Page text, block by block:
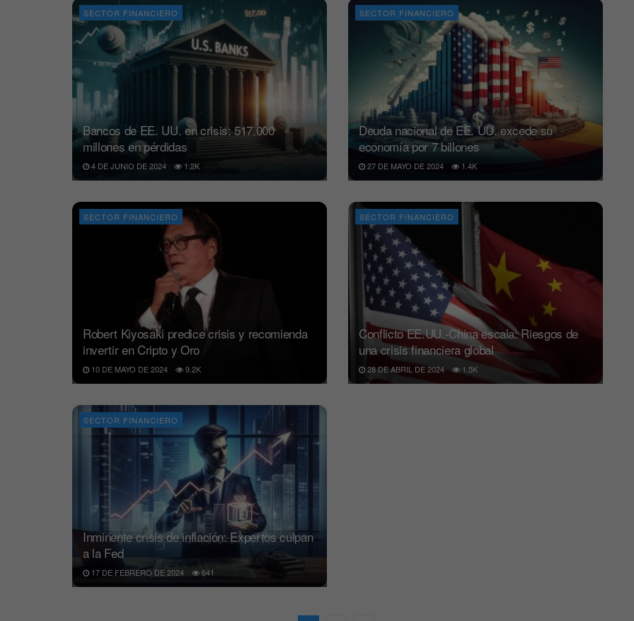
SECTOR FINANCIERO
Bancos de EE. UU. en crisis: 517.000
millones en pérdidas
4 DE JUNIO DE 2024 1.2K
SECTOR FINANCIERO
Deuda nacional de EE. UU. excede su
economía por 7 billones
27 DE MAYO DE 2024 1.4K
SECTOR FINANCIERO
Robert Kiyosaki predice crisis y recomienda
invertir en Cripto y Oro
10 DE MAYO DE 2024 9.2K
SECTOR FINANCIERO
Conflicto EE.UU.-China escala: Riesgos de
una crisis financiera global
28 DE ABRIL DE 2024 1.5K
SECTOR FINANCIERO
Inminente crisis de inflación: Expertos culpan
a la Fed
17 DE FEBRERO DE 2024 641